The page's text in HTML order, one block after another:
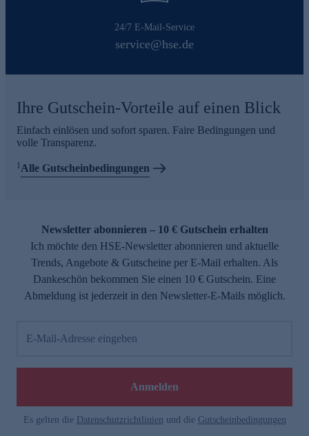
24/7 E-Mail-Service
service@hse.de
Ihre Gutschein-Vorteile auf einen Blick
Einfach einlösen und sofort sparen. Faire Bedingungen und
volle Transparenz.
1Alle Gutscheinbedingungen
Newsletter abonnieren – 10 € Gutschein erhalten
Ich möchte den HSE-Newsletter abonnieren und aktuelle
Trends, Angebote & Gutscheine per E-Mail erhalten. Als
Dankeschön bekommen Sie einen 10 € Gutschein. Eine
Abmeldung ist jederzeit in den Newsletter-E-Mails möglich.
E-Mail-Adresse eingeben
Anmelden
Es gelten die Datenschutzrichtlinien und die Gutscheinbedingungen